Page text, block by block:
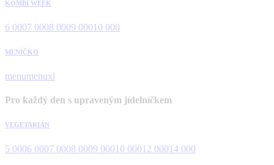
KOMBI WEEK
6 0007 0008 0009 00010 000
MENÍČKO
menumenuxl
Pro každý den s upraveným jídelníčkem
VEGETARIÁN
5 0006 0007 0008 0009 00010 00012 00014 000